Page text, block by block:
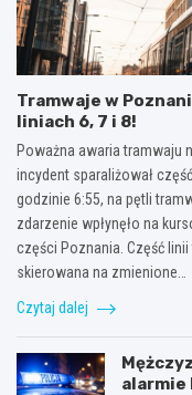
Tramwaje w
liniach 6, 7 i 8!
Poważna awaria tramwaju
incydent sparaliżował
godzinie 6:55, na pętli
zdarzenie wpłynęło na
części Poznania. Część
skierowana na zmienione…
Czytaj dalej
alarmie